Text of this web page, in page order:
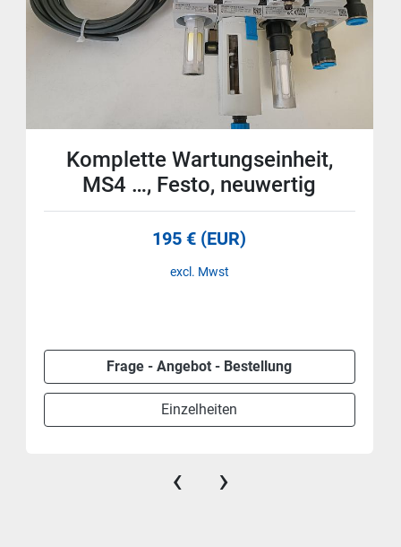
Komplette Wartungseinheit,
MS4 …, Festo, neuwertig
195 € (EUR)
excl. Mwst
Frage - Angebot - Bestellung
Einzelheiten
‹ ›